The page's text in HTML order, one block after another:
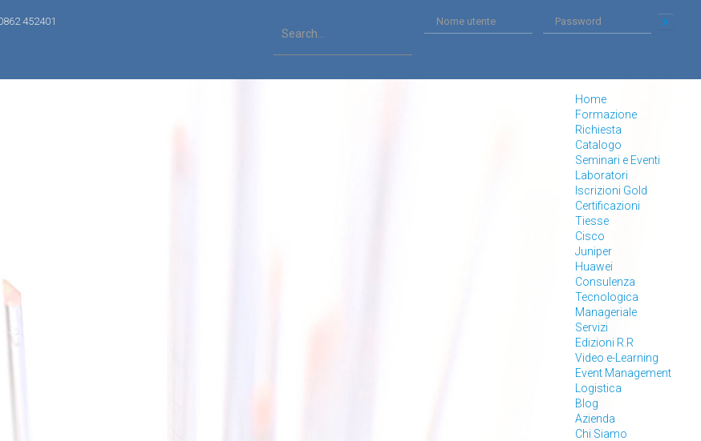
452401
Home
Formazione
Richiesta
Catalogo
Seminari e Eventi
Laboratori
Iscrizioni Gold
Certificazioni
Tiesse
Cisco
Juniper
Huawei
Consulenza
Tecnologica
Manageriale
Servizi
Edizioni R.R
Video e-Learning
Event Management
Logistica
Blog
Azienda
Chi Siamo